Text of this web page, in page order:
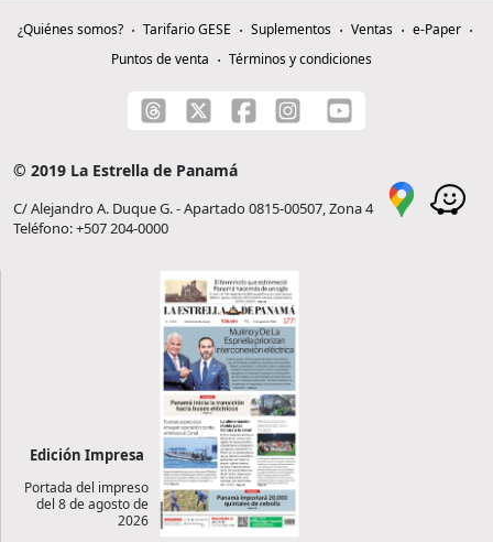
¿Quiénes somos? Tarifario GESE Suplementos Ventas
e-Paper
Puntos de venta
Términos y condiciones
© 2019 La Estrella de Panamá
C/ Alejandro A. Duque G. - Apartado 0815-00507, Zona 4
Teléfono: +507 204-0000
Edición Impresa
Portada del impreso
del 8 de agosto de
2026